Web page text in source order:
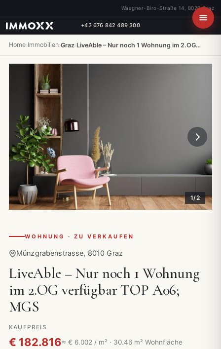
Waagner-Biro-Straße 14, 8020 Graz
+43 676 842 489 300
Home›Immobilien›Graz›LiveAble – Nur noch 1 Wohnung im 2.OG…
1/2
WOHNUNG · ZU VERKAUFEN
Münzgrabenstrasse, 8010 Graz
LiveAble – Nur noch 1 Wohnung
im 2.OG verfügbar TOP A06;
MGS
KAUFPREIS
€ 182.816≈ € 6.002 / m² · 30.46 m² Wohnfläche